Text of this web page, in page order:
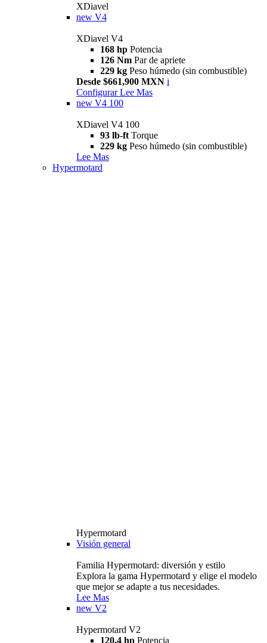
XDiavel
new V4
XDiavel V4
168 hp Potencia
126 Nm Par de apriete
229 kg Peso húmedo (sin combustible)
Desde $661,900 MXN i
Configurar Lee Mas
new V4 100
XDiavel V4 100
93 lb-ft Torque
229 kg Peso húmedo (sin combustible)
Lee Mas
Hypermotard
Hypermotard
Visión general
Familia Hypermotard: diversión y estilo
Explora la gama Hypermotard y elige el modelo
que mejor se adapte a tus necesidades.
Lee Mas
new V2
Hypermotard V2
120,4 hp Potencia